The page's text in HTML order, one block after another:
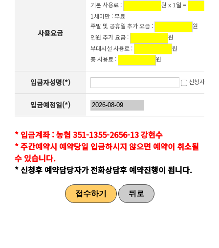
사용요금
기본 사용료 :
원 x 1일 =
1세미만 : 무료
주말 및 공휴일 추가 요금 :
원
인원 추가 요금 :
원
부대시설 사용료 :
원
총 사용료 :
원
입금자성명(*) 신청자와 동
입금예정일(*)
* 입금계좌 : 농협 351-1355-2656-13 강현수
* 주간예약시 예약당일 입금하시지 않으면 예약이 취소될
수 있습니다.
* 신청후 예약담당자가 전화상담후 예약진행이 됩니다.